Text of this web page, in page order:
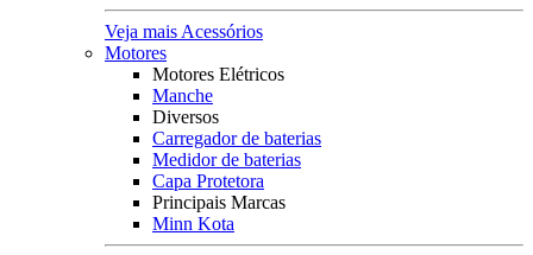
Veja mais Acessórios
Motores
Motores Elétricos
Manche
Diversos
Carregador de baterias
Medidor de baterias
Capa Protetora
Principais Marcas
Minn Kota